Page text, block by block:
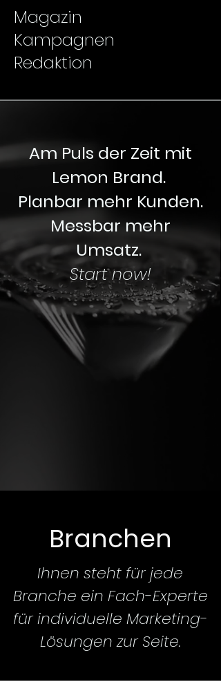
Magazin
Kampagnen
Redaktion
Am Puls der Zeit mit
Lemon Brand.
Planbar mehr Kunden.
Messbar mehr
Umsatz.
Start now!
Branchen
Ihnen steht für jede
Branche ein Fach-Experte
für individuelle Marketing-
Lösungen zur Seite.